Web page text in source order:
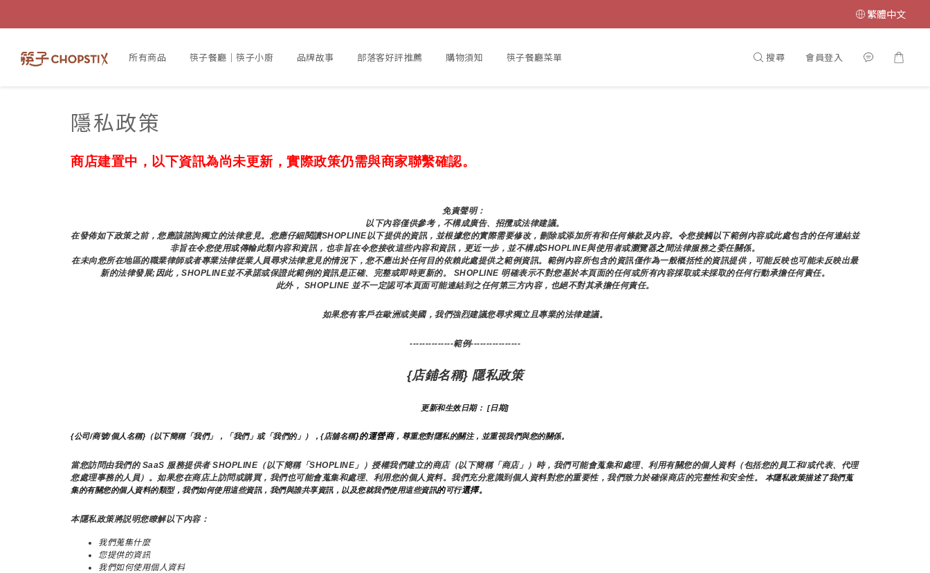
繁體中文
所有商品 筷子餐廳｜筷子小廚 品牌故事 部落客好評推薦 購物須知 筷子餐廳菜單 搜尋 會員登入
隱私政策
商店建置中，以下資訊為尚未更新，實際政策仍需與商家聯繫確認。
免責聲明：
以下內容僅供參考，不構成廣告、招攬或法律建議。
在發佈如下政策之前，您應該諮詢獨立的法律意見。您應仔細閱讀SHOPLINE以下提供的資訊，並根據您的實際需要修改，刪除或添加所有和任何條款及內容。令您接觸以下範例內容或此處包含的任何連結並
非旨在令您使用或傳輸此類內容和資訊，也非旨在令您接收這些內容和資訊，更近一步，並不構成SHOPLINE與使用者或瀏覽器之間法律服務之委任關係。
在未向您所在地區的職業律師或者專業法律從業人員尋求法律意見的情況下，您不應出於任何目的依賴此處提供之範例資訊。範例內容所包含的資訊僅作為一般概括性的資訊提供，可能反映也可能未反映出最
新的法律發展;因此，SHOPLINE並不承諾或保證此範例的資訊是正確、完整或即時更新的。 SHOPLINE 明確表示不對您基於本頁面的任何或所有內容採取或未採取的任何行動承擔任何責任。
此外， SHOPLINE 並不一定認可本頁面可能連結到之任何第三方內容，也絕不對其承擔任何責任。
如果您有客戶在歐洲或美國，我們強烈建議您尋求獨立且專業的法律建議。
--------------範例----------------
{店鋪名稱} 隱私政策
更新和生效日期： [日期]
{公司/商號/個人名稱}（以下簡稱「我們」，「我們」或「我們的」），{店舖名稱}的運營商，尊重您對隱私的關注，並重視我們與您的關係。
當您訪問由我們的 SaaS 服務提供者 SHOPLINE（以下簡稱「SHOPLINE」）授權我們建立的商店（以下簡稱「商店」）時，我們可能會蒐集和處理、利用有關您的個人資料（包括您的員工和/或代表、代理
您處理事務的人員）。如果您在商店上訪問或購買，我們也可能會蒐集和處理、利用您的個人資料。我們充分意識到個人資料對您的重要性，我們致力於確保商店的完整性和安全性。
本隱私政策描述了我們蒐
集的有關您的個人資料的類型，我們如何使用這些資訊，我們與誰共享資訊，以及您就我們使用這些資訊的可行選擇。
本隱私政策將説明您瞭解以下內容：
我們蒐集什麼
您提供的資訊
我們如何使用個人資料